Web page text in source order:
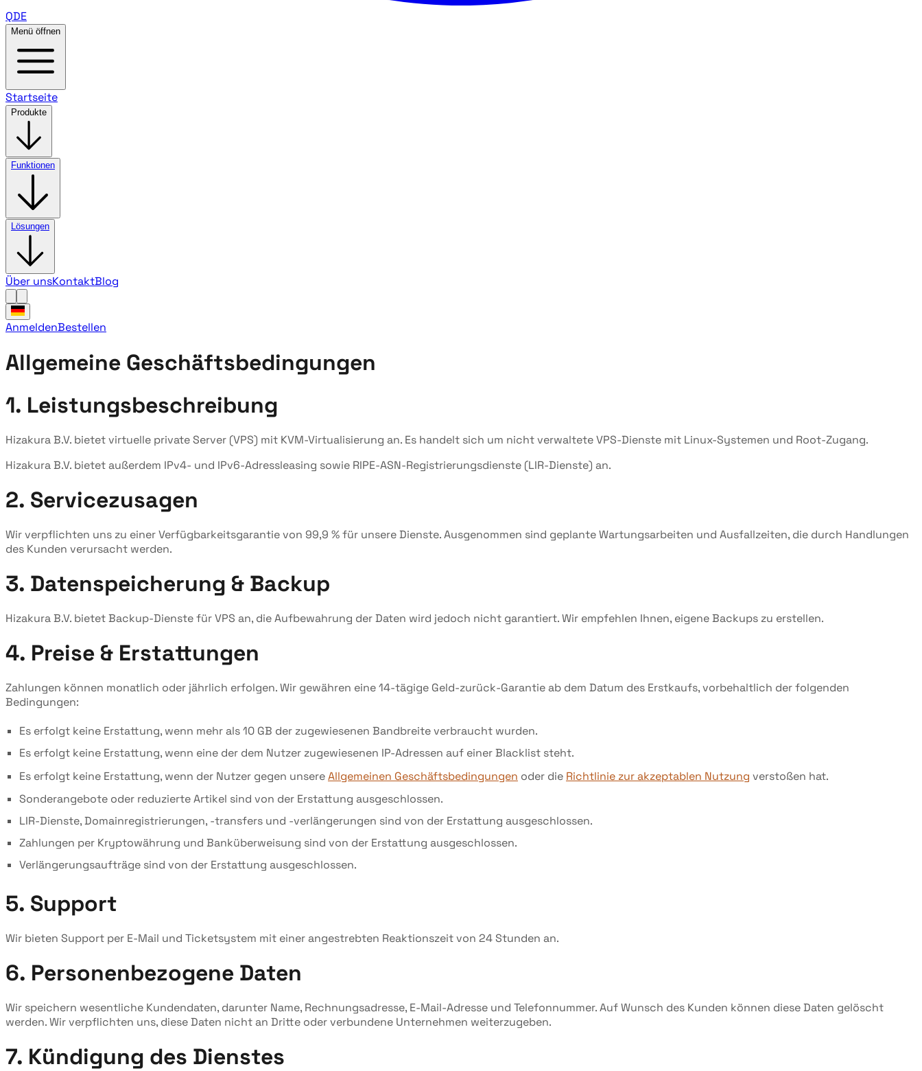
QDE
Menü öffnen
Startseite
Produkte
Funktionen
Lösungen
Über unsKontaktBlog
AnmeldenBestellen
Allgemeine Geschäftsbedingungen
1. Leistungsbeschreibung
Hizakura B.V. bietet virtuelle private Server (VPS) mit KVM-Virtualisierung an. Es handelt sich um nicht verwaltete VPS-Dienste mit Linux-Systemen und Root-Zugang.
Hizakura B.V. bietet außerdem IPv4- und IPv6-Adressleasing sowie RIPE-ASN-Registrierungsdienste (LIR-Dienste) an.
2. Servicezusagen
Wir verpflichten uns zu einer Verfügbarkeitsgarantie von 99,9 % für unsere Dienste. Ausgenommen sind geplante Wartungsarbeiten und Ausfallzeiten, die durch Handlungen
des Kunden verursacht werden.
3. Datenspeicherung & Backup
Hizakura B.V. bietet Backup-Dienste für VPS an, die Aufbewahrung der Daten wird jedoch nicht garantiert. Wir empfehlen Ihnen, eigene Backups zu erstellen.
4. Preise & Erstattungen
Zahlungen können monatlich oder jährlich erfolgen. Wir gewähren eine 14-tägige Geld-zurück-Garantie ab dem Datum des Erstkaufs, vorbehaltlich der folgenden
Bedingungen:
Es erfolgt keine Erstattung, wenn mehr als 10 GB der zugewiesenen Bandbreite verbraucht wurden.
Es erfolgt keine Erstattung, wenn eine der dem Nutzer zugewiesenen IP-Adressen auf einer Blacklist steht.
Es erfolgt keine Erstattung, wenn der Nutzer gegen unsereAllgemeinen Geschäftsbedingungen oder die Richtlinie zur akzeptablen Nutzung verstoßen hat.
Sonderangebote oder reduzierte Artikel sind von der Erstattung ausgeschlossen.
LIR-Dienste, Domainregistrierungen, -transfers und -verlängerungen sind von der Erstattung ausgeschlossen.
Zahlungen per Kryptowährung und Banküberweisung sind von der Erstattung ausgeschlossen.
Verlängerungsaufträge sind von der Erstattung ausgeschlossen.
5. Support
Wir bieten Support per E-Mail und Ticketsystem mit einer angestrebten Reaktionszeit von 24 Stunden an.
6. Personenbezogene Daten
Wir speichern wesentliche Kundendaten, darunter Name, Rechnungsadresse, E-Mail-Adresse und Telefonnummer. Auf Wunsch des Kunden können diese Daten gelöscht
werden. Wir verpflichten uns, diese Daten nicht an Dritte oder verbundene Unternehmen weiterzugeben.
7. Kündigung des Dienstes